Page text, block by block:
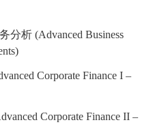
析 (Advanced Business
Corporate Finance I –
Corporate Finance II –